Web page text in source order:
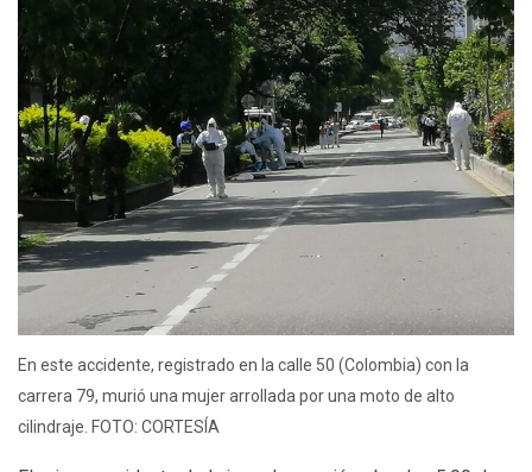
En este accidente, registrado en la calle 50 (Colombia) con la
carrera 79, murió una mujer arrollada por una moto de alto
cilindraje. FOTO: CORTESÍA